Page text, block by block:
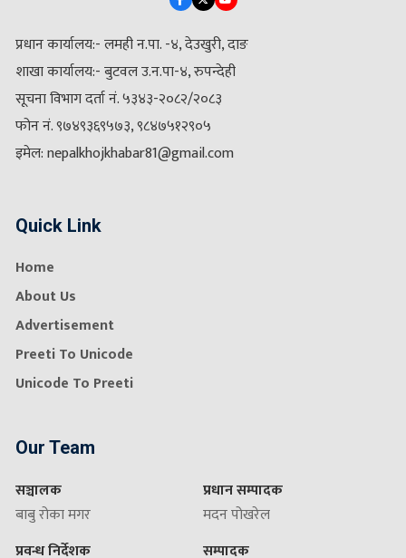
प्रधान कार्यालय:- लमही न.पा. -४, देउखुरी, दाङ
शाखा कार्यालय:- बुटवल उ.न.पा-४, रुपन्देही
सूचना विभाग दर्ता नं. ५३४३-२०८२/२०८३
फोन नं. ९७४९३६९५७३, ९८४७५१२९०५
इमेल: nepalkhojkhabar81@gmail.com
Quick Link
Home
About Us
Advertisement
Preeti To Unicode
Unicode To Preeti
Our Team
सञ्चालक
बाबु रोका मगर
प्रवन्ध निर्देशक
प्रधान सम्पादक
मदन पोखरेल
सम्पादक